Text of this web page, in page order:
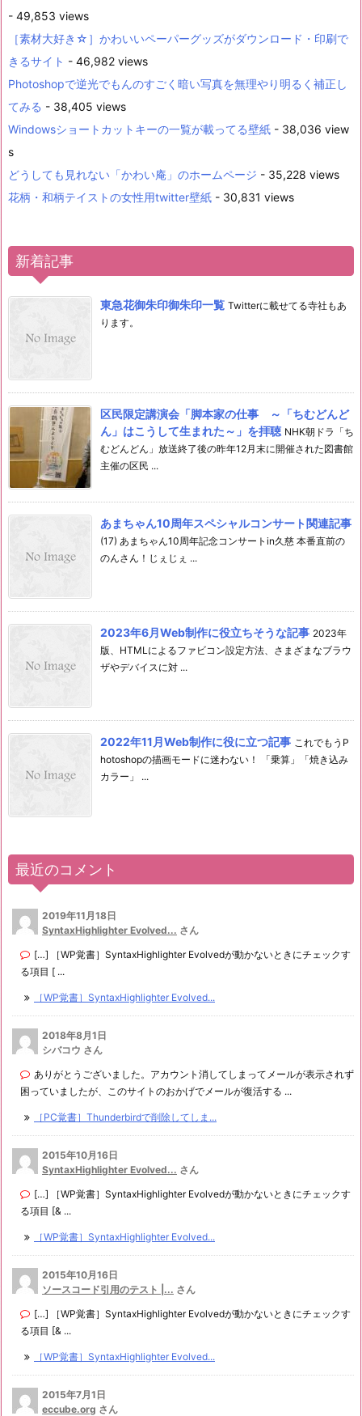
- 49,853 views
［素材大好き☆］かわいいペーパーグッズがダウンロード・印刷で
きるサイト - 46,982 views
Photoshopで逆光でもんのすごく暗い写真を無理やり明るく補正し
てみる - 38,405 views
Windowsショートカットキーの一覧が載ってる壁紙 - 38,036 view
s
どうしても見れない「かわい庵」のホームページ - 35,228 views
花柄・和柄テイストの女性用twitter壁紙 - 30,831 views
新着記事
東急花御朱印御朱印一覧 Twitterに載せてる寺社もあ
ります。
区民限定講演会「脚本家の仕事 ～「ちむどんど
ん」はこうして生まれた～」を拝聴 NHK朝ドラ「ち
むどんどん」放送終了後の昨年12月末に開催された図書館
主催の区民 ...
あまちゃん10周年スペシャルコンサート関連記事
(17) あまちゃん10周年記念コンサートin久慈 本番直前の
のんさん！じぇじぇ ...
2023年6月Web制作に役立ちそうな記事 2023年
版、HTMLによるファビコン設定方法、さまざまなブラウ
ザやデバイスに対 ...
2022年11月Web制作に役に立つ記事 これでもうP
hotoshopの描画モードに迷わない！ 「乗算」「焼き込み
カラー」 ...
最近のコメント
2019年11月18日
SyntaxHighlighter Evolved... さん
[…] ［WP覚書］SyntaxHighlighter Evolvedが動かないときにチェックす
る項目 [ ...
［WP覚書］SyntaxHighlighter Evolved...
2018年8月1日
シバコウ さん
ありがとうございました。アカウント消してしまってメールが表示されず
困っていましたが、このサイトのおかげでメールが復活する ...
［PC覚書］Thunderbirdで削除してしま...
2015年10月16日
SyntaxHighlighter Evolved... さん
[…] ［WP覚書］SyntaxHighlighter Evolvedが動かないときにチェックす
る項目 [& ...
［WP覚書］SyntaxHighlighter Evolved...
2015年10月16日
ソースコード引用のテスト |... さん
[…] ［WP覚書］SyntaxHighlighter Evolvedが動かないときにチェックす
る項目 [& ...
［WP覚書］SyntaxHighlighter Evolved...
2015年7月1日
eccube.org さん